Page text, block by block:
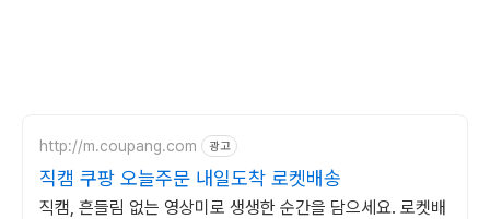
http://m.coupang.com 광고
직캠 쿠팡 오늘주문 내일도착 로켓배송
직캠, 흔들림 없는 영상미로 생생한 순간을 담으세요. 로켓배